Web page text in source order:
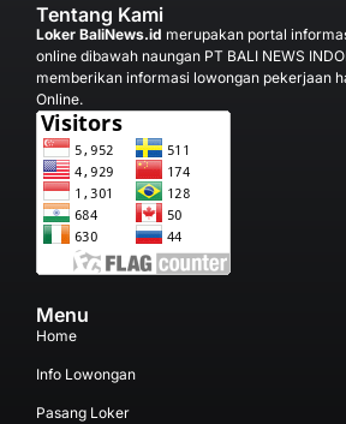
Tentang Kami
Loker BaliNews.id merupakan portal
online dibawah naungan PT BALI NEWS
memberikan informasi lowongan pekerjaan
Online.
Menu
Home
Info Lowongan
Pasang Loker